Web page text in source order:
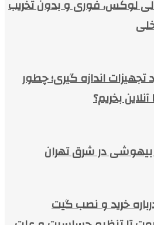
لوکس، فوری و بدون تخریب
تجهیزات اندازه گیری؛ چطور
بخریم؟
در شرق تهران
خرید و نصب گیت